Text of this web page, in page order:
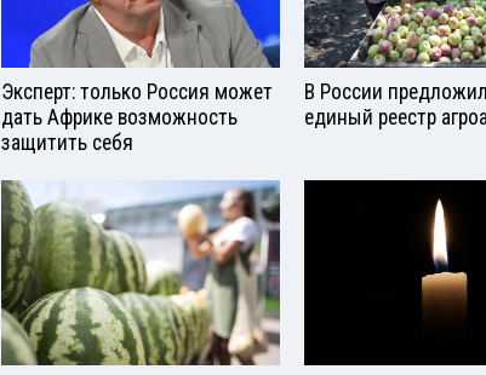
Эксперт: только Россия может
дать Африке возможность
защитить себя
В России
единый реестр